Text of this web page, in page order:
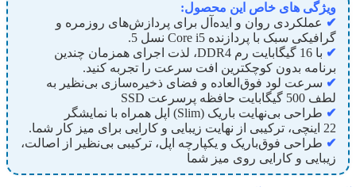
ویژگی های خاص این محصول:
✔ عملکردی روان و ایده‌آل برای پردازش‌های روزمره و
گرافیکی سبک با پردازنده Core i 5 نسل 5
.
✔ با 16 گیگابایت رم DDR 4
، لذت اجرای همزمان چندین
برنامه بدون کوچکترین افت سرعت را تجربه کنید.
✔ سرعت لود فوق‌العاده و فضای ذخیره‌سازی بی‌نظیر به
لطف 500 گیگابایت حافظه پرسرعت SSD
✔ طراحی بی‌نهایت باریک (Slim) اپل همراه با نمایشگر
22 اینچی، ترکیبی از نهایت زیبایی و کارایی برای میز کار شما.
✔ طراحی فوق‌باریک و یکپارچه اپل، ترکیبی بی‌نظیر از اصالت،
زیبایی و کارایی روی میز شما